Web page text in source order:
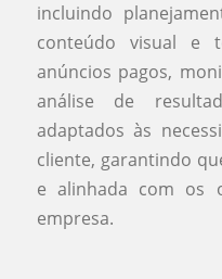
incluindo
conteúdo visual e
anúncios pagos,
análise de
adaptados às
cliente, garantindo
e alinhada com os
empresa.